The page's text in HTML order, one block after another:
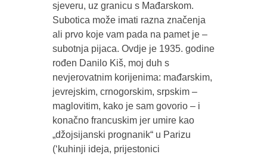
sjeveru, uz granicu s Mađarskom.
Subotica može imati razna značenja
ali prvo koje vam pada na pamet je –
subotnja pijaca. Ovdje je 1935. godine
rođen Danilo Kiš, moj duh s
nevjerovatnim korijenima: mađarskim,
jevrejskim, crnogorskim, srpskim –
maglovitim, kako je sam govorio – i
konačno francuskim jer umire kao
„džojsijanski prognanik“ u Parizu
(‘kuhinji ideja, prijestonici